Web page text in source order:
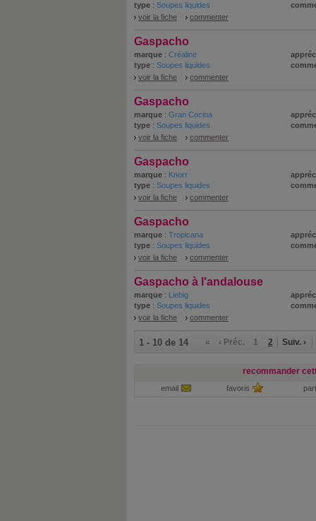
type : Soupes liquides
voir la fiche
commenter
Gaspacho
marque : Créaline
type : Soupes liquides
voir la fiche
commenter
Gaspacho
marque : Gran Cocina
type : Soupes liquides
voir la fiche
commenter
Gaspacho
marque : Knorr
type : Soupes liquides
voir la fiche
commenter
Gaspacho
marque : Tropicana
type : Soupes liquides
voir la fiche
commenter
Gaspacho à l'andalouse
marque : Liebig
type : Soupes liquides
voir la fiche
commenter
1 - 10 de 14 « ‹ Préc. 1 2 Suiv. ›
recommander
email favoris